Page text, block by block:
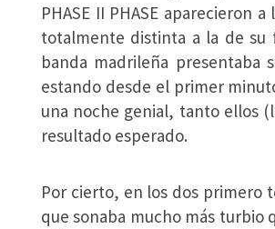
PHASE II PHASE aparecieron
totalmente distinta a la de su
banda madrileña presentaba
estando desde el primer
una noche genial, tanto ellos
resultado esperado.
Por cierto, en los dos primero
que sonaba mucho más turbio